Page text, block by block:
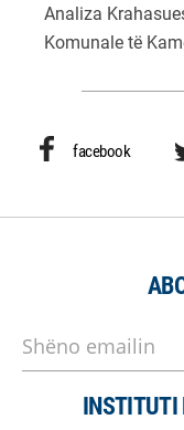
Analiza
Komunale të
facebook
Shëno emailin
INSTITUTI